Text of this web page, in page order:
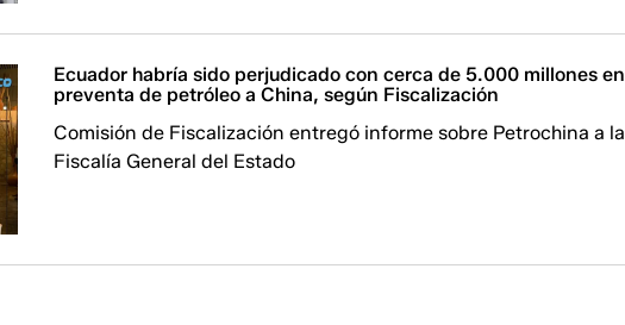
Ecuador habría sido perjudicado con cerca de 5.000 millones en
preventa de petróleo a China, según Fiscalización
Comisión de Fiscalización entregó informe sobre Petrochina a la
Fiscalía General del Estado